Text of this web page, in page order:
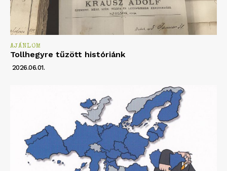
AJÁNLOM
Tollhegyre tűzött históriánk
2026.06.01.